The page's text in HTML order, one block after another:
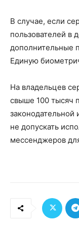
В случае, если
пользователей в
дополнительные
Единую
На владельцев
свыше 100 тысяч
законодательной
не допускать
мессенджеров